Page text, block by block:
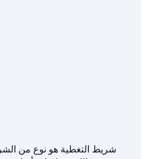
شريط التغطية هو نوع من